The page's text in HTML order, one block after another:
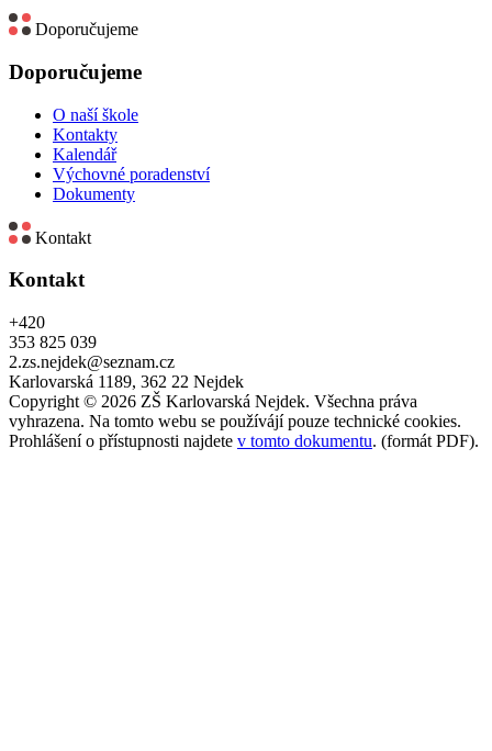
Doporučujeme
Doporučujeme
O naší škole
Kontakty
Kalendář
Výchovné poradenství
Dokumenty
Kontakt
Kontakt
+420
353 825 039
2.zs.nejdek@seznam.cz
Karlovarská 1189, 362 22 Nejdek
Copyright © 2026 ZŠ Karlovarská Nejdek. Všechna práva
vyhrazena. Na tomto webu se používájí pouze technické cookies.
Prohlášení o přístupnosti najdete v tomto dokumentu. (formát PDF).